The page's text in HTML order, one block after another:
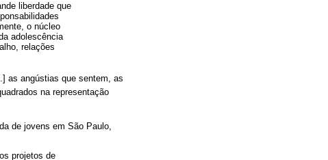
liberdade que
o núcleo
adolescência
relações
as angústias que sentem, as
na representação
de jovens em São Paulo,
projetos de